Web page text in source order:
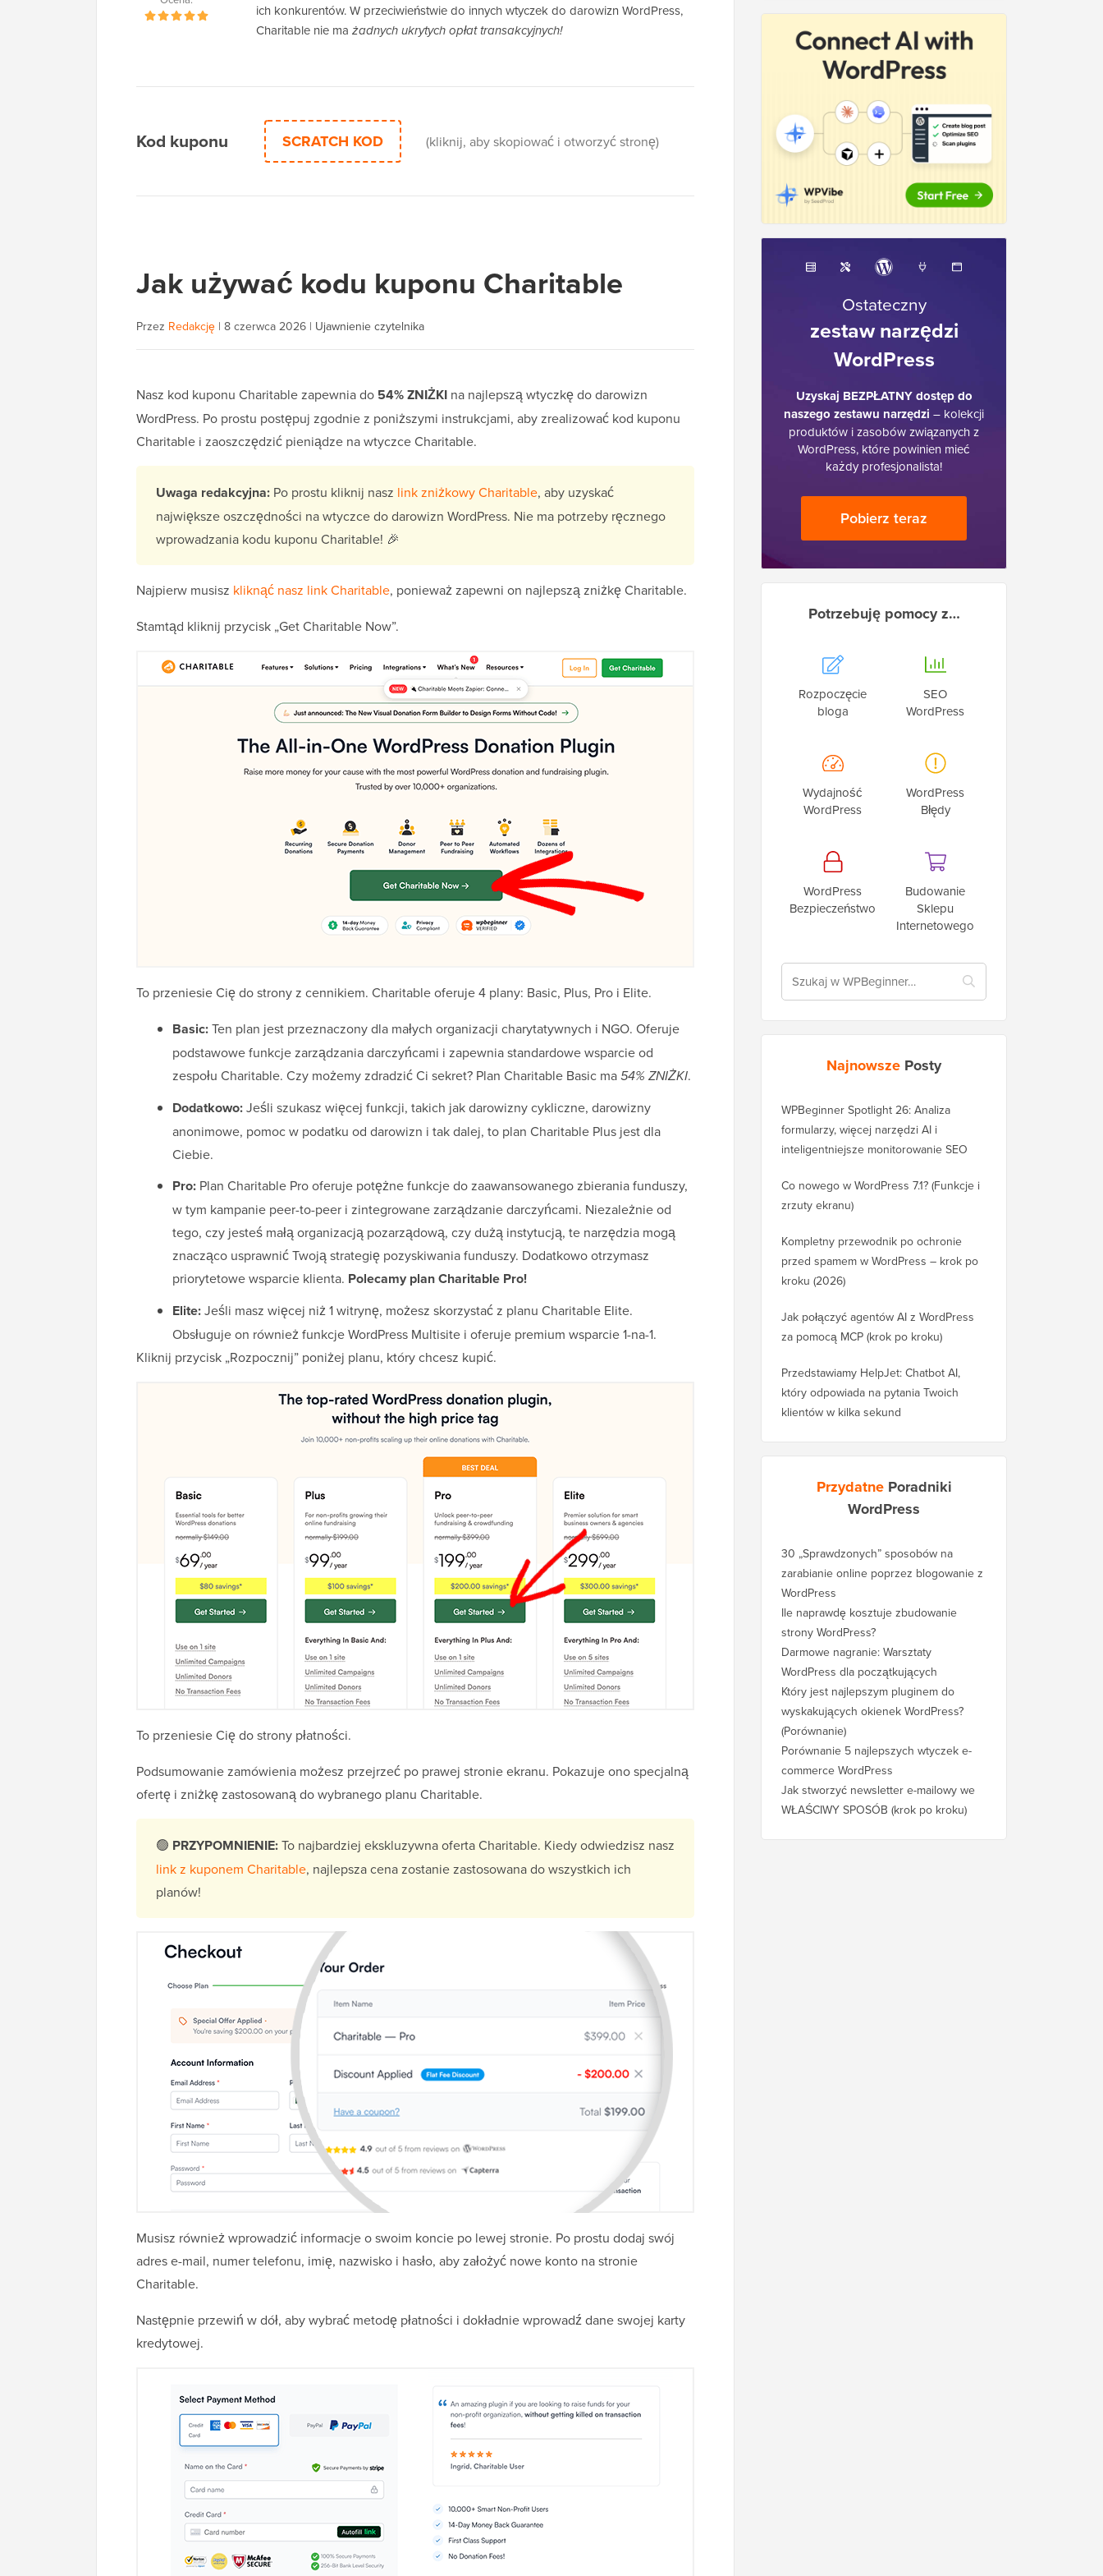
ich konkurentów. W przeciwieństwie do innych wtyczek do darowizn WordPress,
Charitable nie ma żadnych ukrytych opłat transakcyjnych!
Kod kuponu SCRATCH KOD (kliknij, aby skopiować i otworzyć stronę)
Jak używać kodu kuponu Charitable
Przez Redakcję | 8 czerwca 2026 | Ujawnienie czytelnika
Nasz kod kuponu Charitable zapewnia do 54% ZNIŻKI na najlepszą wtyczkę do darowizn
WordPress. Po prostu postępuj zgodnie z poniższymi instrukcjami, aby zrealizować kod kuponu
Charitable i zaoszczędzić pieniądze na wtyczce Charitable.
Uwaga redakcyjna: Po prostu kliknij nasz link zniżkowy Charitable, aby uzyskać
największe oszczędności na wtyczce do darowizn WordPress. Nie ma potrzeby ręcznego
wprowadzania kodu kuponu Charitable! 🎉
Najpierw musisz kliknąć nasz link Charitable, ponieważ zapewni on najlepszą zniżkę Charitable.
Stamtąd kliknij przycisk „Get Charitable Now”.
To przeniesie Cię do strony z cennikiem. Charitable oferuje 4 plany: Basic, Plus, Pro i Elite.
Basic:Ten plan jest przeznaczony dla małych organizacji charytatywnych i NGO. Oferuje
podstawowe funkcje zarządzania darczyńcami i zapewnia standardowe wsparcie od
zespołu Charitable. Czy możemy zdradzić Ci sekret? Plan Charitable Basic ma54% ZNIŻKI.
Dodatkowo:Jeśli szukasz więcej funkcji, takich jak darowizny cykliczne, darowizny
anonimowe, pomoc w podatku od darowizn i tak dalej, to plan Charitable Plus jest dla
Ciebie.
Pro: Plan Charitable Pro oferuje potężne funkcje do zaawansowanego zbierania funduszy,
w tym kampanie peer-to-peer i zintegrowane zarządzanie darczyńcami. Niezależnie od
tego, czy jesteś małą organizacją pozarządową, czy dużą instytucją, te narzędzia mogą
znacząco usprawnić Twoją strategię pozyskiwania funduszy. Dodatkowo otrzymasz
priorytetowe wsparcie klienta. Polecamy plan Charitable Pro!
Elite:Jeśli masz więcej niż 1 witrynę, możesz skorzystać z planu Charitable Elite.
Obsługuje on również funkcje WordPress Multisite i oferuje premium wsparcie 1-na-1.
Kliknij przycisk „Rozpocznij” poniżej planu, który chcesz kupić.
To przeniesie Cię do strony płatności.
Podsumowanie zamówienia możesz przejrzeć po prawej stronie ekranu. Pokazuje ono specjalną
ofertę i zniżkę zastosowaną do wybranego planu Charitable.
🟢 PRZYPOMNIENIE:To najbardziej ekskluzywna oferta Charitable. Kiedy odwiedzisz nasz
link z kuponem Charitable, najlepsza cena zostanie zastosowana do wszystkich ich
planów!
Musisz również wprowadzić informacje o swoim koncie po lewej stronie. Po prostu dodaj swój
adres e-mail, numer telefonu, imię, nazwisko i hasło, aby założyć nowe konto na stronie
Charitable.
Następnie przewiń w dół, aby wybrać metodę płatności i dokładnie wprowadź dane swojej karty
kredytowej.
Ostateczny
zestaw narzędzi
WordPress
Uzyskaj BEZPŁATNY dostęp do
naszego zestawu narzędzi – kolekcji
produktów i zasobów związanych z
WordPress, które powinien mieć
każdy profesjonalista!
Pobierz teraz
Potrzebuję pomocy z…
Rozpoczęcie
bloga
SEO
WordPress
Wydajność
WordPress
WordPress
Błędy
WordPress
Bezpieczeństwo
Budowanie
Sklepu
Internetowego
Najnowsze Posty
WPBeginner Spotlight 26: Analiza
formularzy, więcej narzędzi AI i
inteligentniejsze monitorowanie SEO
Co nowego w WordPress 7.1? (Funkcje i
zrzuty ekranu)
Kompletny przewodnik po ochronie
przed spamem w WordPress – krok po
kroku (2026)
Jak połączyć agentów AI z WordPress
za pomocą MCP (krok po kroku)
Przedstawiamy HelpJet: Chatbot AI,
który odpowiada na pytania Twoich
klientów w kilka sekund
Przydatne Poradniki
WordPress
30 „Sprawdzonych” sposobów na
zarabianie online poprzez blogowanie z
WordPress
Ile naprawdę kosztuje zbudowanie
strony WordPress?
Darmowe nagranie: Warsztaty
WordPress dla początkujących
Który jest najlepszym pluginem do
wyskakujących okienek WordPress?
(Porównanie)
Porównanie 5 najlepszych wtyczek e-
commerce WordPress
Jak stworzyć newsletter e-mailowy we
WŁAŚCIWY SPOSÓB (krok po kroku)